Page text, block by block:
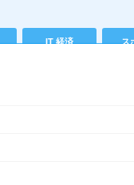
IT 経済 ス